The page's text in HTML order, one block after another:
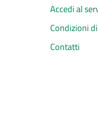
Accedi al
Condizioni
Contatti